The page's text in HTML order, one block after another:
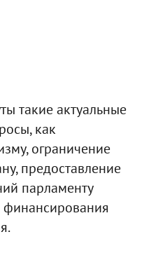
такие актуальные
как
ограничение
предоставление
парламенту